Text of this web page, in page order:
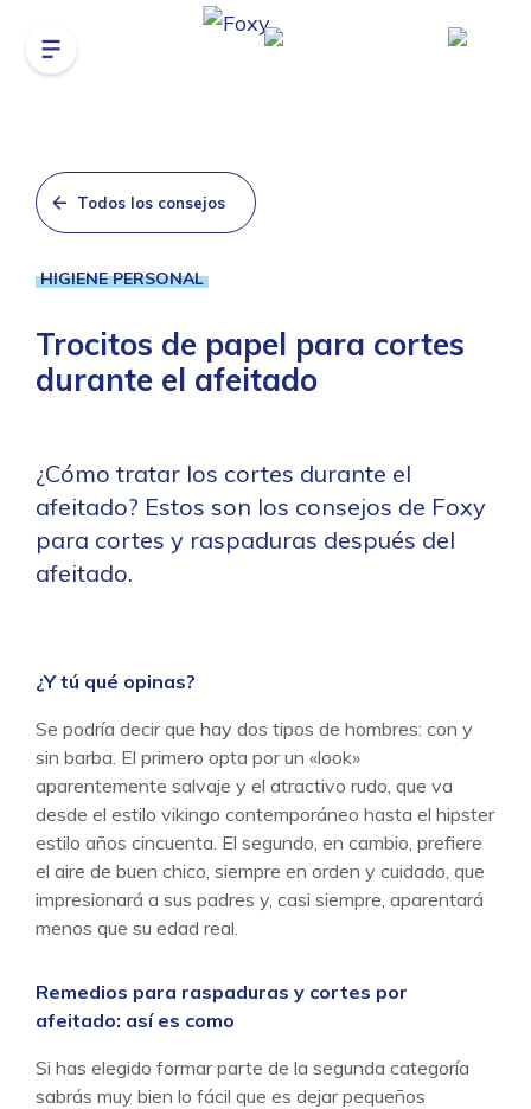
Todos los consejos
HIGIENE PERSONAL
Trocitos de papel para cortes
durante el afeitado
¿Cómo tratar los cortes durante el
afeitado? Estos son los consejos de Foxy
para cortes y raspaduras después del
afeitado.
¿Y tú qué opinas?
Se podría decir que hay dos tipos de hombres: con y
sin barba. El primero opta por un «look»
aparentemente salvaje y el atractivo rudo, que va
desde el estilo vikingo contemporáneo hasta el hipster
estilo años cincuenta. El segundo, en cambio, prefiere
el aire de buen chico, siempre en orden y cuidado, que
impresionará a sus padres y, casi siempre, aparentará
menos que su edad real.
Remedios para raspaduras y cortes por
afeitado: así es como
Si has elegido formar parte de la segunda categoría
sabrás muy bien lo fácil que es dejar pequeños